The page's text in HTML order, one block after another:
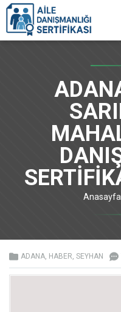
Anasayfa
ADANA, HABER, SEYHAN